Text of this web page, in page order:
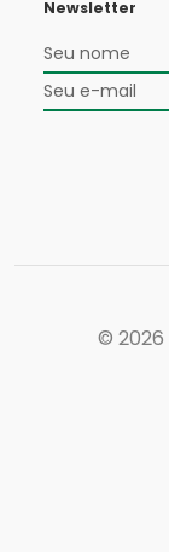
Newsletter
© 2026